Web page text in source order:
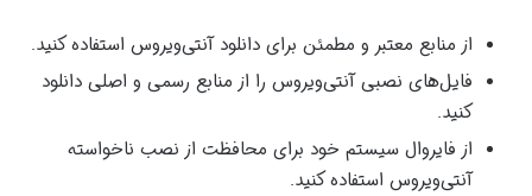
از منابع معتبر و مطمئن برای دانلود آنتی‌ویروس استفاده کنید.
فایل‌های نصبی آنتی‌ویروس را از منابع رسمی و اصلی دانلود
کنید.
از فایروال سیستم خود برای محافظت از نصب ناخواسته
آنتی‌ویروس استفاده کنید.